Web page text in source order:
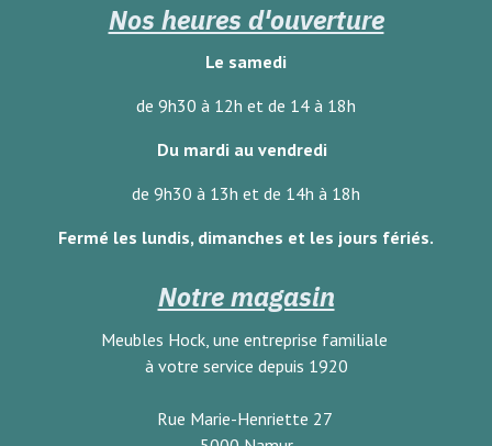
Nos heures d'ouverture
Le samedi
de 9h30 à 12h et de 14 à 18h
Du mardi au vendredi
de 9h30 à 13h et de 14h à 18h
Fermé les lundis, dimanches et les jours fériés.
Notre magasin
Meubles Hock, une entreprise familiale
à votre service depuis 1920
Rue Marie-Henriette 27